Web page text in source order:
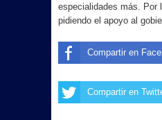
especialidades más. Por
pidiendo el apoyo al
Compartir en
Compartir en